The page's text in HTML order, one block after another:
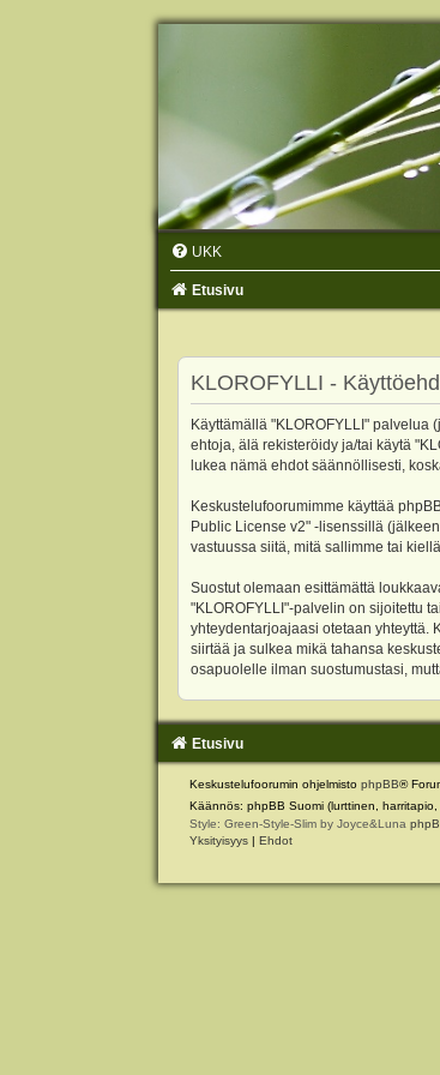
UKK
Etusivu
KLOROFYLLI -
Käyttämällä "KLOROFYLLI" palvelua
ehtoja, älä rekisteröidy ja/tai käytä
lukea nämä ehdot säännöllisesti,
Keskustelufoorumimme käyttää
Public License v2" -lisenssillä
vastuussa siitä, mitä sallimme tai
Suostut olemaan esittämättä
"KLOROFYLLI"-palvelin on sijoitettu
yhteydentarjoajaasi otetaan yhteyttä.
siirtää ja sulkea mikä tahansa
osapuolelle ilman suostumustasi,
Etusivu
Keskustelufoorumin ohjelmisto phpBB®
Käännös: phpBB Suomi (lurttinen, harritapio,
Style: Green-Style-Slim by Joyce&Luna
Yksityisyys | Ehdot